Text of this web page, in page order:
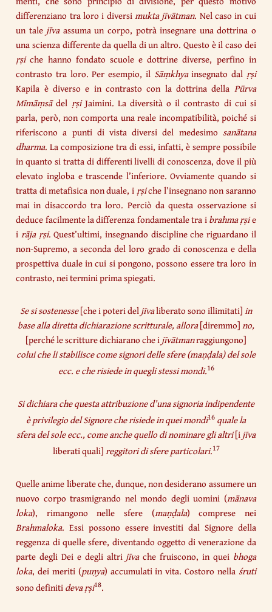
differenziano tra loro i diversimukta jīvātman. Nel caso in cui
un tale jīva assuma un corpo, potrà insegnare una dottrina o
una scienza differente da quella di un altro. Questo è il caso dei
ṛṣiche hanno fondato scuole e dottrine diverse, perfino in
contrasto tra loro. Per esempio, il Sāṃkhyainsegnato dal ṛṣi
Kapila è diverso e in contrasto con la dottrina della Pūrva
Mīmāṃsādel ṛṣiJaimini. La diversità o il contrasto di cui si
parla, però, non comporta una reale incompatibilità, poiché si
riferiscono a punti di vista diversi del medesimo sanātana
dharma. La composizione tra di essi, infatti, è sempre possibile
in quanto si tratta di differenti livelli di conoscenza, dove il più
elevato ingloba e trascende l’inferiore. Ovviamente quando si
tratta di metafisica non duale, iṛṣiche l’insegnano non saranno
mai in disaccordo tra loro. Perciò da questa osservazione si
deduce facilmente la differenza fondamentale tra ibrahma ṛṣie
i rāja ṛṣi. Quest’ultimi, insegnando discipline che riguardano il
non-Supremo, a seconda del loro grado di conoscenza e della
prospettiva duale in cui si pongono, possono essere tra loro in
contrasto, nei termini prima spiegati.
Se si sostenesse[che i poteri deljīvaliberato sono illimitati]in
base alla diretta dichiarazione scritturale, allora[diremmo]no,
[perché le scritture dichiarano che ijīvātmanraggiungono]
colui che li stabilisce come signori delle sfere (maṇḍala) del sole
ecc. e che risiede in quegli stessi mondi.16
Si dichiara che questa attribuzione d’una signoria indipendente
è privilegio del Signore che risiede in quei mondi16 quale la
sfera del sole ecc., come anche quello di nominare gli altri[ijīva
liberati quali]reggitori di sfere particolari.17
Quelle anime liberateche, dunque, non desiderano assumere un
nuovo corpo trasmigrando nel mondo degli uomini (mānava
loka), rimangono nelle sfere (maṇḍala) comprese nei
Brahmaloka. Essi possono essere investiti dal Signore della
reggenza di quelle sfere, diventando oggetto di venerazione da
parte degli Dei e degli altri jīvache fruiscono, in quei bhoga
loka, dei meriti (puṇya) accumulati in vita. Costoro nella śruti
sono definitideva ṛṣi18.